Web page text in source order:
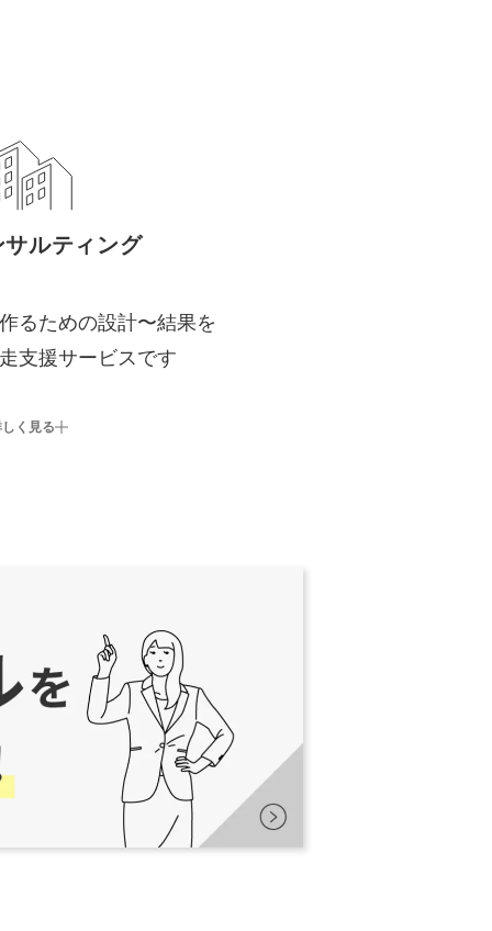
ルティング
るための設計〜結果を
支援サービスです
く見る